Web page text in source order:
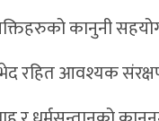
कानुनी
रहित आवश्यक